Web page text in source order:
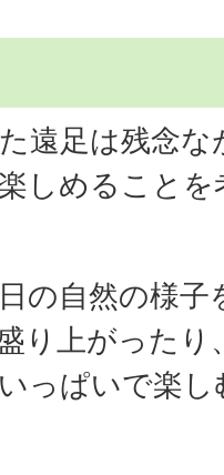
遠足は残念
しめることを
の自然の様子
り上がったり
っぱいで楽